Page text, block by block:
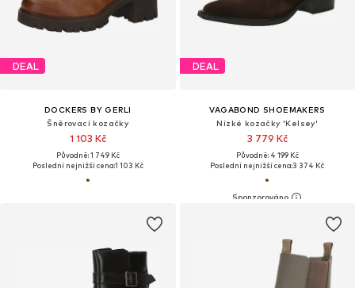
DEAL
DOCKERS BY GERLI
Šněrovací kozačky
1 103 Kč
Původně: 1 749 Kč
Poslední nejnižší cena:1 103 Kč
DEAL
VAGABOND SHOEMAKERS
Nízké kozačky 'Kelsey'
3 779 Kč
Původně: 4 199 Kč
Poslední nejnižší cena:3 374 Kč